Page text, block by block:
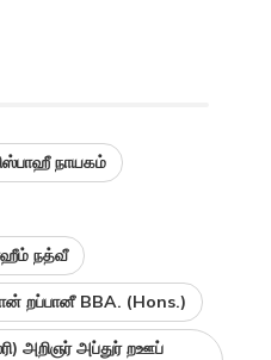
நாயகம்
நத்வீ
றப்பானீ BBA. (Hons.)
அறிஞர் அப்துர் றஊப்